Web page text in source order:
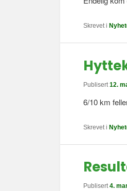
Skrevet i
Publisert 12.
6/10 km
Skrevet i
Publisert4.